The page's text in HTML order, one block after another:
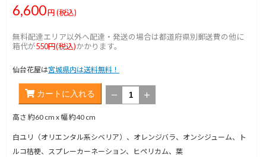
6,600円(税込)
無料配達エリア以外へ配達・発送の場合は都道府県別郵送費の他に
箱代が550円(税込)かかります。
仙台花屋は宮城県内は送料無料！
カートに入れる － ＋
高さ 約60 cm x 幅 約40 cm
白ユリ（オリエンタル系シベリア）、オレンジバラ、オンシジューム、ト
ルコ桔梗、スプレーカーネーション、ヒペリカム、葉